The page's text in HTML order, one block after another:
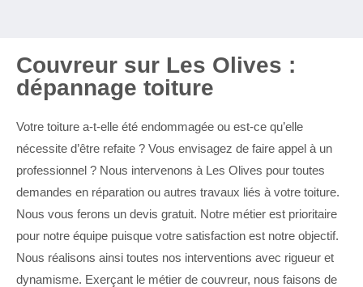
Couvreur sur Les Olives :
dépannage toiture
Votre toiture a-t-elle été endommagée ou est-ce qu’elle
nécessite d’être refaite ? Vous envisagez de faire appel à un
professionnel ? Nous intervenons à Les Olives pour toutes
demandes en réparation ou autres travaux liés à votre toiture.
Nous vous ferons un devis gratuit. Notre métier est prioritaire
pour notre équipe puisque votre satisfaction est notre objectif.
Nous réalisons ainsi toutes nos interventions avec rigueur et
dynamisme. Exerçant le métier de couvreur, nous faisons de